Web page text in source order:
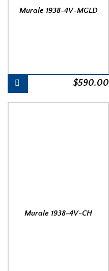
Murale 1938-4V-MGLD
$590.00
Murale 1938-4V-CH